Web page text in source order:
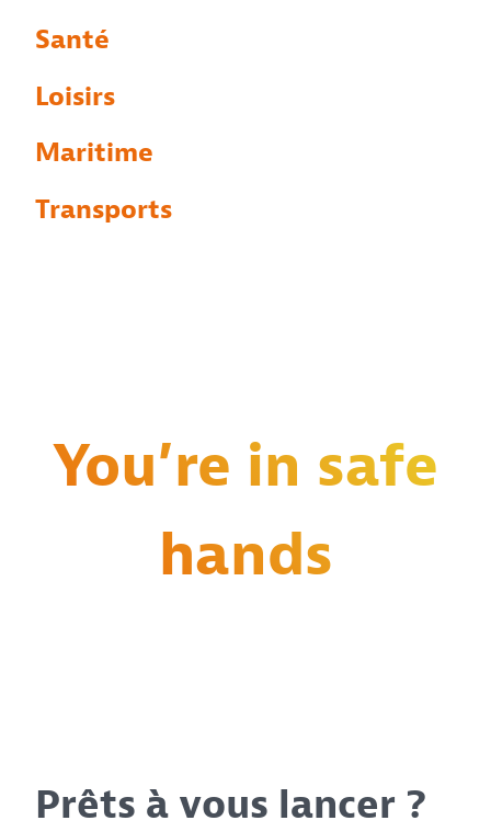
Santé
Loisirs
Maritime
Transports
You’re in safe
hands
Prêts à vous lancer ?